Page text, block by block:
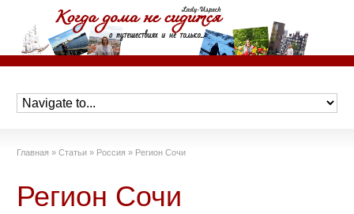
Главная » Статьи » Россия » Регион Сочи
Регион Сочи